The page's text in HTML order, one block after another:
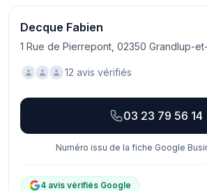
Decque Fabien
1 Rue de Pierrepont, 02350 Grandlup-
12 avis vérifiés
03 23 79 56 14
Numéro issu de la fiche Google
4 avis vérifiés Google